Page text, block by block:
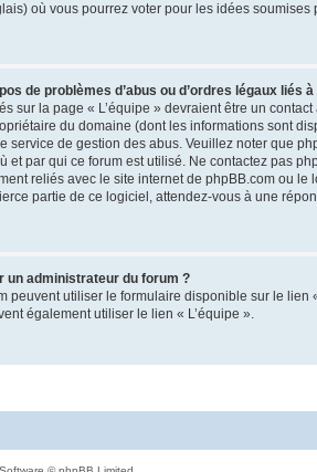
où vous pourrez voter pour les idées soumises
de problèmes d’abus ou d’ordres légaux liés
sur la page « L’équipe » devraient être un
du domaine (dont les informations sont
service de gestion des abus. Veuillez noter que
et par qui ce forum est utilisé. Ne contactez pas
reliés avec le site internet de phpBB.com ou
partie de ce logiciel, attendez-vous à une
un administrateur du forum ?
peuvent utiliser le formulaire disponible sur le
également utiliser le lien « L’équipe ».